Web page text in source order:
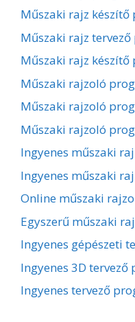
Műszaki rajz
Műszaki rajz
Műszaki rajz
Műszaki rajzoló
Műszaki rajzoló
Műszaki rajzoló
Ingyenes műszaki
Ingyenes műszaki
Online műszaki
Egyszerű műszaki
Ingyenes gépészeti
Ingyenes 3D
Ingyenes tervező